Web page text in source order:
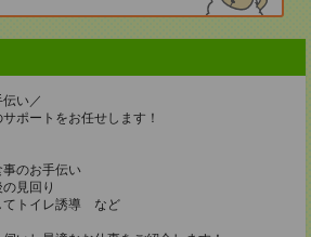
い／
ポートをお任せします！
事のお手伝い
見回り
てトイレ誘導 など